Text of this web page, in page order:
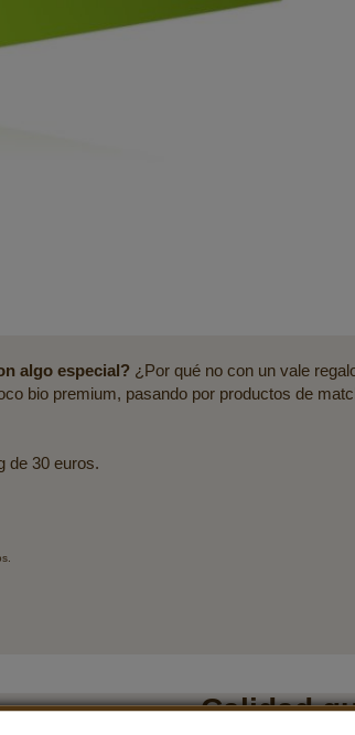
algo especial? ¿Por qué no con un vale
bio premium, pasando por productos de
de 30 euros.
Calidad